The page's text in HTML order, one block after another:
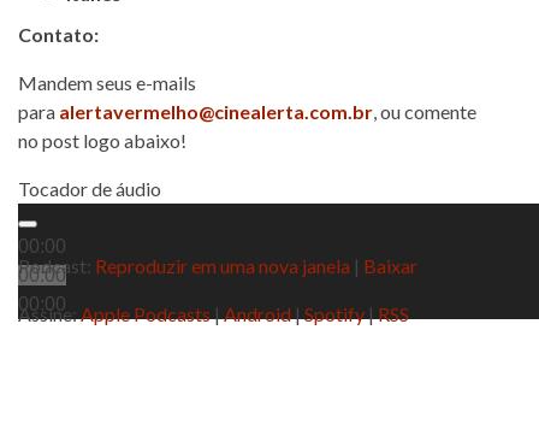
Contato:
Mandem seus e-mails
para alertavermelho@cinealerta.com.br, ou comente
no post logo abaixo!
Tocador de áudio
00:00
00:00
00:00
Podcast: Reproduzir em uma nova janela | Baixar
Assine:Apple Podcasts|Android|Spotify|RSS